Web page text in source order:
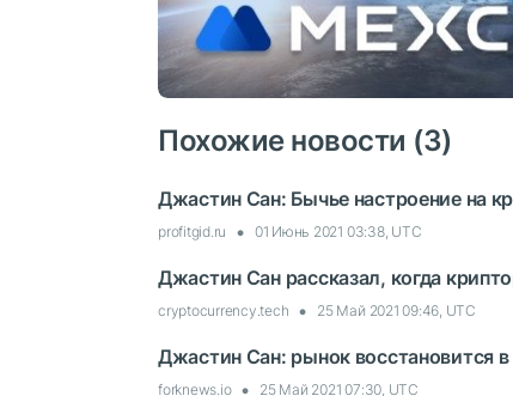
Похожие новости (3)
Джастин Сан: Бычье настроение на
profitgid.ru 01 Июнь 2021 03:38, UTC
Джастин Сан рассказал, когда
cryptocurrency.tech 25 Май 2021 09:46, UTC
Джастин Сан: рынок восстановится
forknews.io 25 Май 2021 07:30, UTC